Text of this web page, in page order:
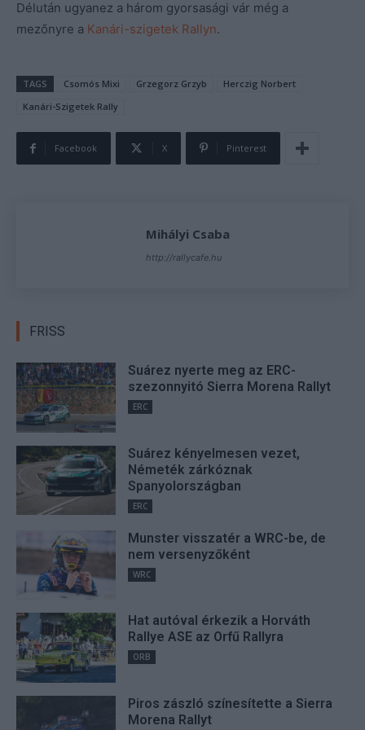
Délután ugyanez a három gyorsasági vár még a
mezőnyre a Kanári-szigetek Rallyn.
TAGS Csomós Mixi Grzegorz Grzyb
Herczig Norbert
Kanári-Szigetek Rally
Facebook X Pinterest
Mihályi Csaba
http://rallycafe.hu
FRISS
Suárez nyerte meg az ERC-
szezonnyitó Sierra Morena Rallyt
ERC
Suárez kényelmesen vezet,
Németék zárkóznak
Spanyolországban
ERC
Munster visszatér a WRC-be, de
nem versenyzőként
WRC
Hat autóval érkezik a Horváth
Rallye ASE az Orfű Rallyra
ORB
Piros zászló színesítette a Sierra
Morena Rallyt